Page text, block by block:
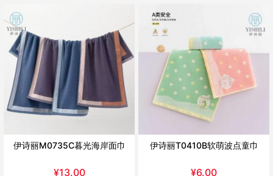
伊诗丽M0735C暮光海岸面巾
¥13.00
伊诗丽T0410B软萌波点童巾
¥6.00